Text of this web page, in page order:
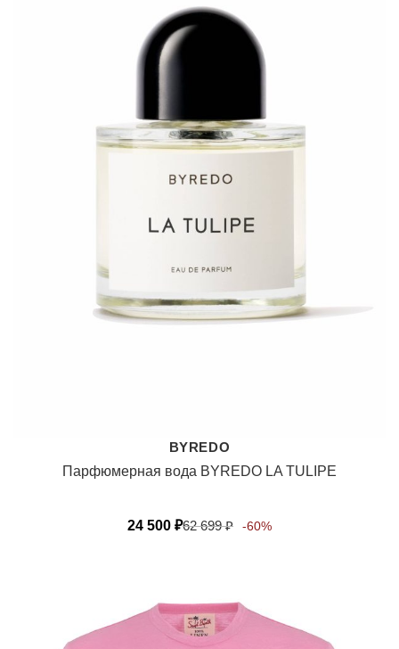
BYREDO
Парфюмерная вода BYREDO LA TULIPE
24 500 ₽62 699₽ -60%